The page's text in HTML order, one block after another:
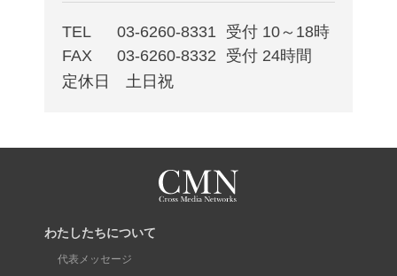
TEL 03-6260-8331
受付 10～18時
FAX
03-6260-8332
受付 24時間
定休日 土日祝
わたしたちについて
代表メッセージ